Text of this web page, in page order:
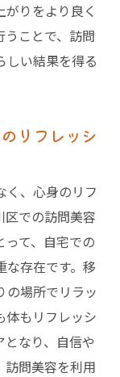
りをより良く
ことで、訪問
しい結果を得る
リフレッシ
く、心身のリフ
区での訪問美容
て、自宅での
な存在です。移
の場所でリラッ
体もリフレッシ
なり、自信や
訪問美容を利用